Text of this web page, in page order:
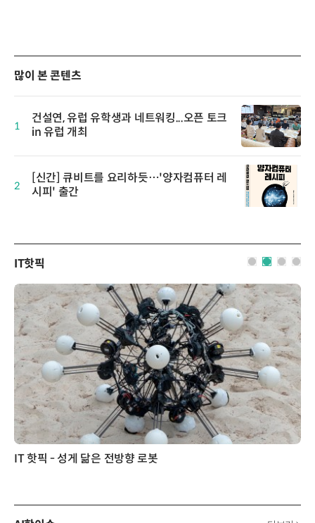
많이 본 콘텐츠
1
건설연, 유럽 유학생과 네트워킹...오픈 토크
in 유럽 개최
2
[신간] 큐비트를 요리하듯…'양자컴퓨터 레
시피' 출간
IT핫픽
IT 핫픽 - 성게 닮은 전방향 로봇